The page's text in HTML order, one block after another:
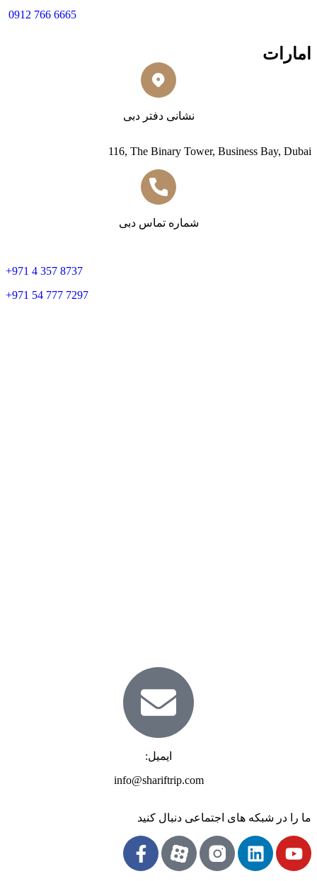
0912 766 6665
امارات
نشانی دفتر دبی
116, The Binary Tower, Business Bay, Dubai
شماره تماس دبی
+971 4 357 8737
+971 54 777 7297
ایمیل:
info@shariftrip.com
ما را در شبکه های اجتماعی دنبال کنید